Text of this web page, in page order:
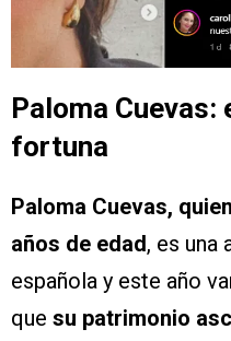
Paloma Cuevas:
fortuna
Paloma Cuevas,
años de edad, es una
española y este año
que su patrimonio